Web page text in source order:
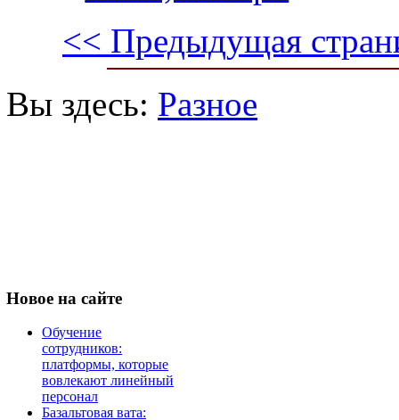
<< Предыдущая
Вы здесь: Разное
Новое на сайте
Обучение
сотрудников:
платформы, которые
вовлекают линейный
персонал
Базальтовая вата: